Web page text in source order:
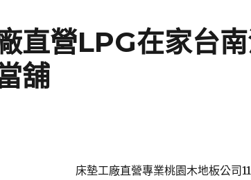
直營LPG在家台
舖
床墊工廠直營專業桃園木地板公司